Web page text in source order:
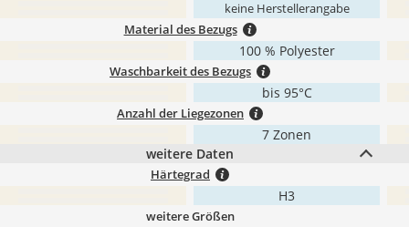
keine Herstellerangabe
Material des Bezugs
100 % Polyester
Waschbarkeit des Bezugs
bis 95°C
Anzahl der Liegezonen
7 Zonen
weitere Daten
Härtegrad
H3
weitere Größen